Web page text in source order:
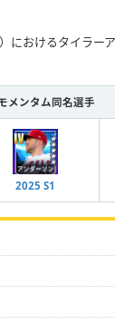
におけるタイラー
メンタム同名選手
2025 S1